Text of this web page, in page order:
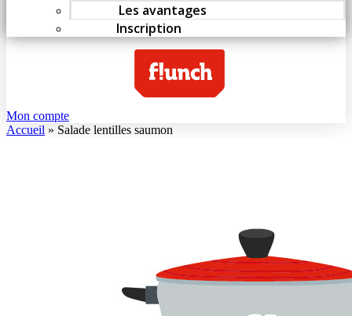
Les avantages
Inscription
Mon compte
Accueil » Salade lentilles saumon